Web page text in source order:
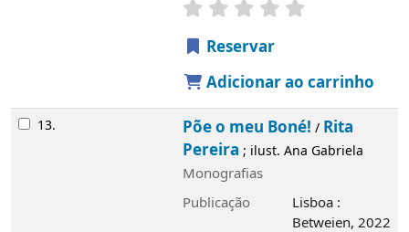
Reservar
Adicionar ao carrinho
13. Põe o meu Boné! / Rita
Pereira ; ilust. Ana Gabriela
Monografias
Publicação
Lisboa :
Betweien, 2022